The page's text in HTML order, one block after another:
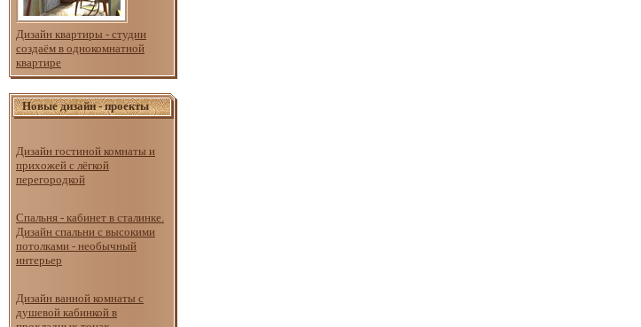
Дизайн квартиры - студии
создаём в однокомнатной
квартире
Новые дизайн - проекты
Дизайн гостиной комнаты и
прихожей с лёгкой
перегородкой
Спальня - кабинет в сталинке.
Дизайн спальни с высокими
потолками - необычный
интерьер
Дизайн ванной комнаты с
душевой кабинкой в